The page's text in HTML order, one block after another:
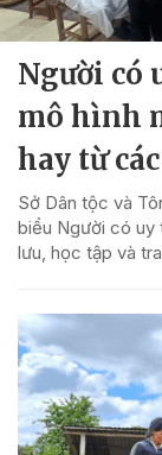
Người có
mô hình
hay từ
Sở Dân tộc và
biểu Người có uy
lưu, học tập và